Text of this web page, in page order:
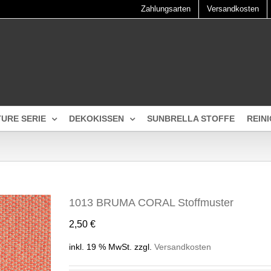
Zahlungsarten Versandkosten
SERIE DEKOKISSEN SUNBRELLA STOFFE
1013 BRUMA CORAL Stoffmuster
2,50 €
inkl. 19 % MwSt. zzgl. Versandkosten